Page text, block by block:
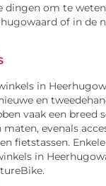
dingen om te weten
of in de
in
en
vaak een breed
evenals
fietstassen.
in